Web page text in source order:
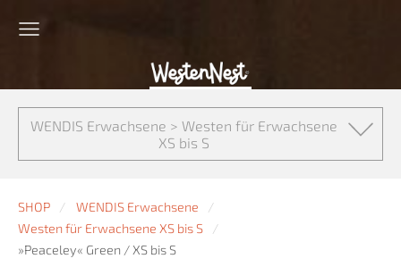
WENDIS Erwachsene > Westen für Erwachsene
XS bis S
SHOP
WENDIS Erwachsene
Westen für Erwachsene XS bis S
»Peaceley« Green / XS bis S